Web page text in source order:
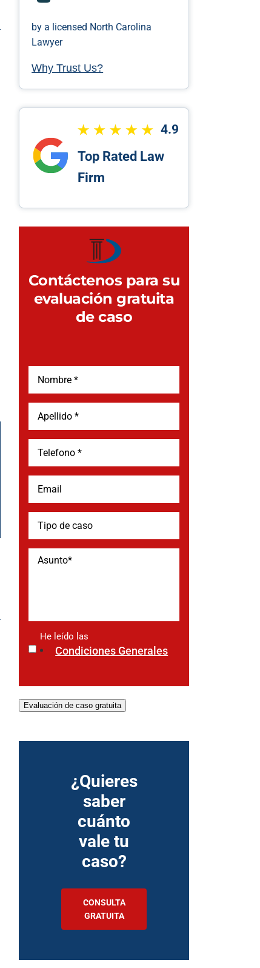
by a licensed North Carolina
Lawyer
Why Trust Us?
4.9
Top Rated Law
Firm
Contáctenos para su
evaluación gratuita
de caso
He leído las
Condiciones Generales
Evaluación de caso gratuita
¿Quieres
saber
cuánto
vale tu
caso?
CONSULTA
GRATUITA